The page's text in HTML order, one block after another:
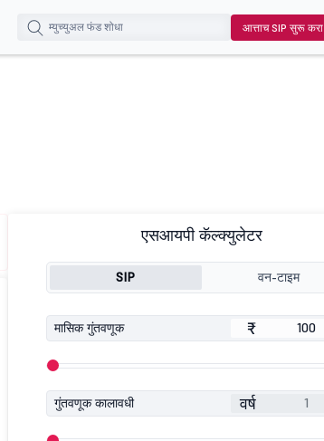
आत्ताच SIP सुरू करा
एसआयपी कॅल्क्युलेटर
SIP वन-टाइम
मासिक गुंतवणूक ₹
गुंतवणूक कालावधी वर्ष